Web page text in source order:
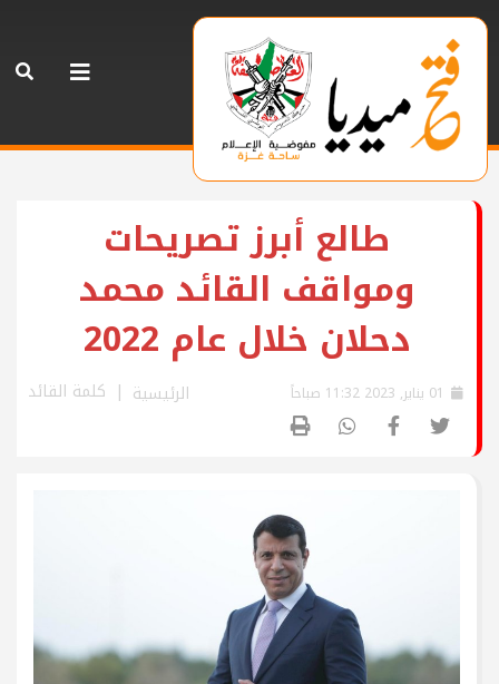
طالع أبرز تصريحات
ومواقف القائد محمد
دحلان خلال عام 2022
الرئيسية كلمة القائد